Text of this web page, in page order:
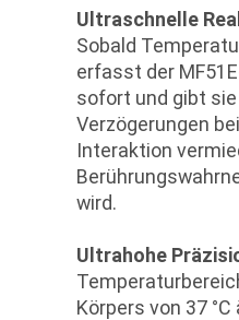
Ultraschnelle
Sobald
erfasst der
sofort und gibt
Verzögerungen
Interaktion
wird.
Ultrahohe
Körpers von 37